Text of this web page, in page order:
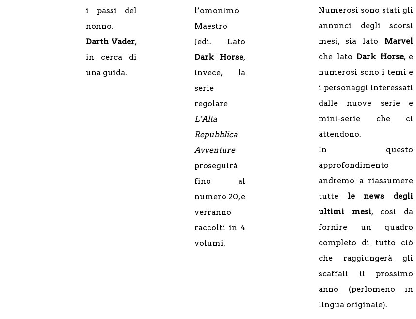
Numerosi sono stati gli
annunci degli scorsi
mesi, sia lato Marvel
che lato Dark Horse, e
numerosi sono i temi e
i personaggi interessati
dalle nuove serie e
mini-serie che ci
attendono.
In questo
approfondimento
andremo a riassumere
tutte le news degli
ultimi mesi, così da
fornire un quadro
completo di tutto ciò
che raggiungerà gli
scaffali il prossimo
anno (perlomeno in
lingua originale).
l’omonimo
Maestro
Jedi. Lato
Dark Horse,
invece, la
serie
regolare
L’Alta
Repubblica
Avventure
proseguirà
fino al
numero 20, e
verranno
raccolti in 4
volumi.
i passi del
nonno,
Darth Vader,
in cerca di
una guida.